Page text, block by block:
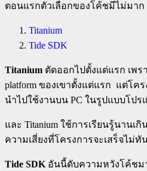
ตอนแรกตัวเลือกของโค้ชมีไม่มาก
Titanium
Tide SDK
Titanium ตัดออกไปตั้งแต่แรก เพร
platform ของเขาตั้งแต่แรก แต่โค
นำไปใช้งานบน PC ในรูปแบบโปร
และ Titanium ใช้การเรียนรู้นานเ
ความเสี่ยงที่โครงการจะเสร็จไม่ทั
Tide SDK อันนี้ดับความหวังโค้ชม